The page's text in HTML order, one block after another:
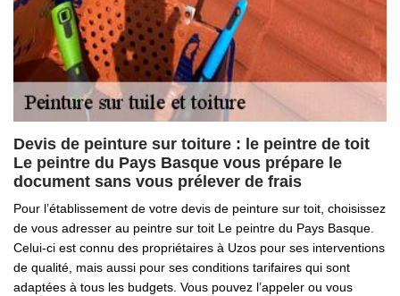
Devis de peinture sur toiture : le peintre de toit
Le peintre du Pays Basque vous prépare le
document sans vous prélever de frais
Pour l’établissement de votre devis de peinture sur toit, choisissez
de vous adresser au peintre sur toit Le peintre du Pays Basque.
Celui-ci est connu des propriétaires à Uzos pour ses interventions
de qualité, mais aussi pour ses conditions tarifaires qui sont
adaptées à tous les budgets. Vous pouvez l’appeler ou vous